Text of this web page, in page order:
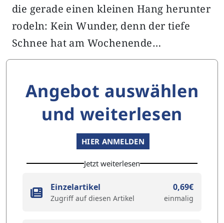
die gerade einen kleinen Hang herunter
rodeln: Kein Wunder, denn der tiefe
Schnee hat am Wochenende…
Angebot auswählen
und weiterlesen
HIER ANMELDEN
Jetzt weiterlesen
Einzelartikel
Zugriff auf diesen Artikel
0,69€
einmalig